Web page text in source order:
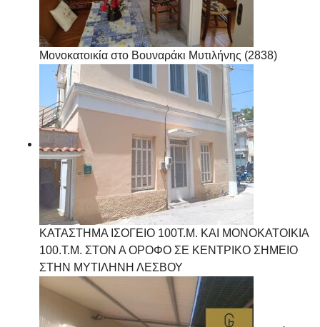
Μονοκατοικία στο Βουναράκι Μυτιλήνης (2838)
ΚΑΤΑΣΤΗΜΑ ΙΣΟΓΕΙΟ 100Τ.Μ. ΚΑΙ ΜΟΝΟΚΑΤΟΙΚΙΑ
100.Τ.Μ. ΣΤΟΝ Α ΟΡΟΦΟ ΣΕ ΚΕΝΤΡΙΚΟ ΣΗΜΕΙΟ
ΣΤΗΝ ΜΥΤΙΛΗΝΗ ΛΕΣΒΟΥ